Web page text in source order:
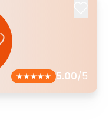
5.00/5